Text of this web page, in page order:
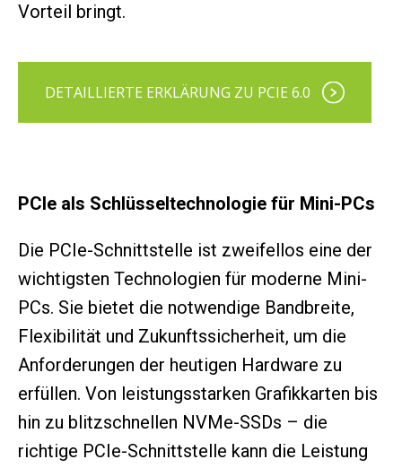
Vorteil bringt.
DETAILLIERTE ERKLÄRUNG ZU PCIE 6.0
PCIe als Schlüsseltechnologie für Mini-PCs
Die PCIe-Schnittstelle ist zweifellos eine der
wichtigsten Technologien für moderne Mini-
PCs. Sie bietet die notwendige Bandbreite,
Flexibilität und Zukunftssicherheit, um die
Anforderungen der heutigen Hardware zu
erfüllen. Von leistungsstarken Grafikkarten bis
hin zu blitzschnellen NVMe-SSDs – die
richtige PCIe-Schnittstelle kann die Leistung